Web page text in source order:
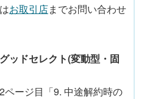
お取引店までお問い合わせ
ッドセレクト(変動型・固
ページ目「9. 中途解約時の